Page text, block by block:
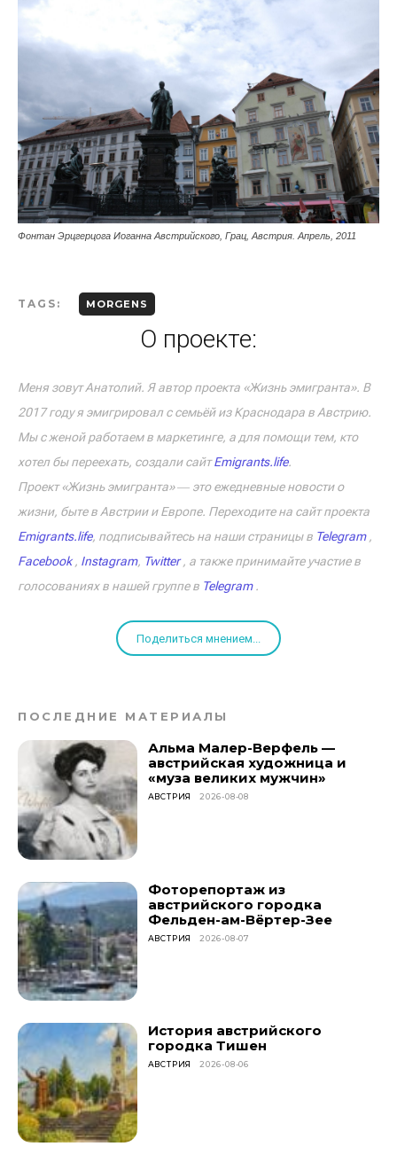
Фонтан Эрцгерцога Иоганна Австрийского, Грац, Австрия. Апрель, 2011
TAGS: MORGENS
О проекте:
Меня зовут Анатолий. Я автор проекта «Жизнь эмигранта». В
2017 году я эмигрировал с семьёй из Краснодара в Австрию.
Мы с женой работаем в маркетинге, а для помощи тем, кто
хотел бы переехать, создали сайтEmigrants.life.
Проект «Жизнь эмигранта» ― это ежедневные новости о
жизни, быте в Австрии и Европе. Переходите на сайт проекта
Emigrants.life, подписывайтесь на наши страницы в Telegram,
Facebook, Instagram, Twitter, а также принимайте участие в
голосованиях в нашей группе в Telegram.
Поделиться мнением...
ПОСЛЕДНИЕ МАТЕРИАЛЫ
Альма Малер-Верфель —
австрийская художница и
«муза великих мужчин»
АВСТРИЯ 2026-08-08
Фоторепортаж из
австрийского городка
Фельден-ам-Вёртер-Зее
АВСТРИЯ 2026-08-07
История австрийского
городка Тишен
АВСТРИЯ 2026-08-06